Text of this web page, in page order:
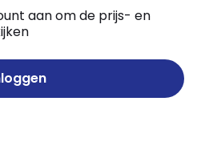
aan om de prijs- en